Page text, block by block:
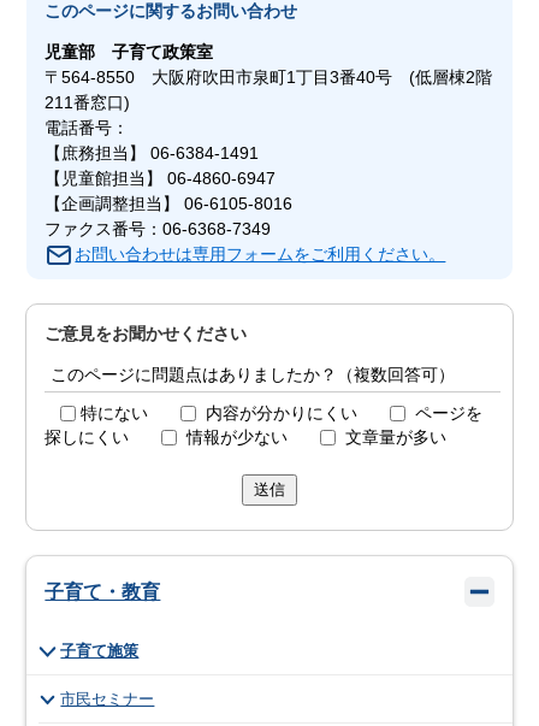
このページに関するお問い合わせ
児童部子育て政策室
〒564-8550 大阪府吹田市泉町1丁目3番40号 (低層棟2階
211番窓口)
電話番号：
【庶務担当】 06-6384-1491
【児童館担当】 06-4860-6947
【企画調整担当】 06-6105-8016
ファクス番号：06-6368-7349
お問い合わせは専用フォームをご利用ください。
ご意見をお聞かせください
このページに問題点はありましたか？（複数回答可）
特にない 内容が分かりにくい
ページを
探しにくい
情報が少ない 文章量が多い
送信
子育て・教育
子育て施策
市民セミナー